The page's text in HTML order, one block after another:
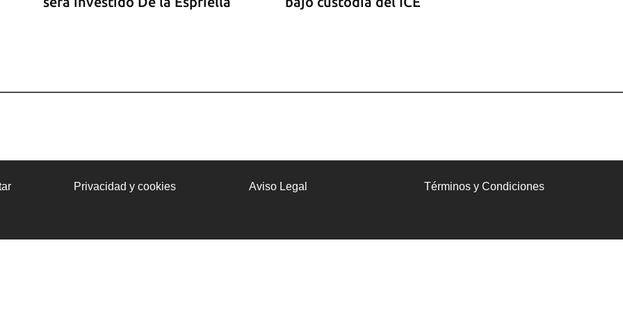
la
Privacidad y cookies Aviso Legal Términos y Condiciones